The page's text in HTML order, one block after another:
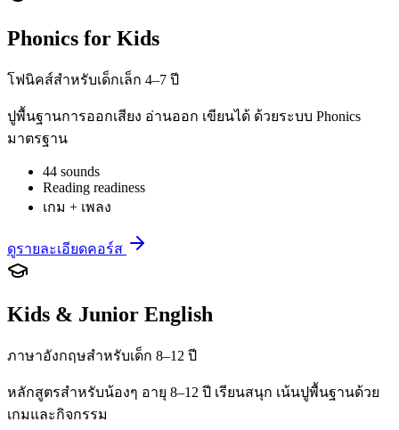
Phonics for Kids
โฟนิคส์สำหรับเด็กเล็ก 4–7 ปี
ปูพื้นฐานการออกเสียง อ่านออก เขียนได้ ด้วยระบบ Phonics
มาตรฐาน
44 sounds
Reading readiness
เกม + เพลง
ดูรายละเอียดคอร์ส
Kids & Junior English
ภาษาอังกฤษสำหรับเด็ก 8–12 ปี
หลักสูตรสำหรับน้องๆ อายุ 8–12 ปี เรียนสนุก เน้นปูพื้นฐานด้วย
เกมและกิจกรรม